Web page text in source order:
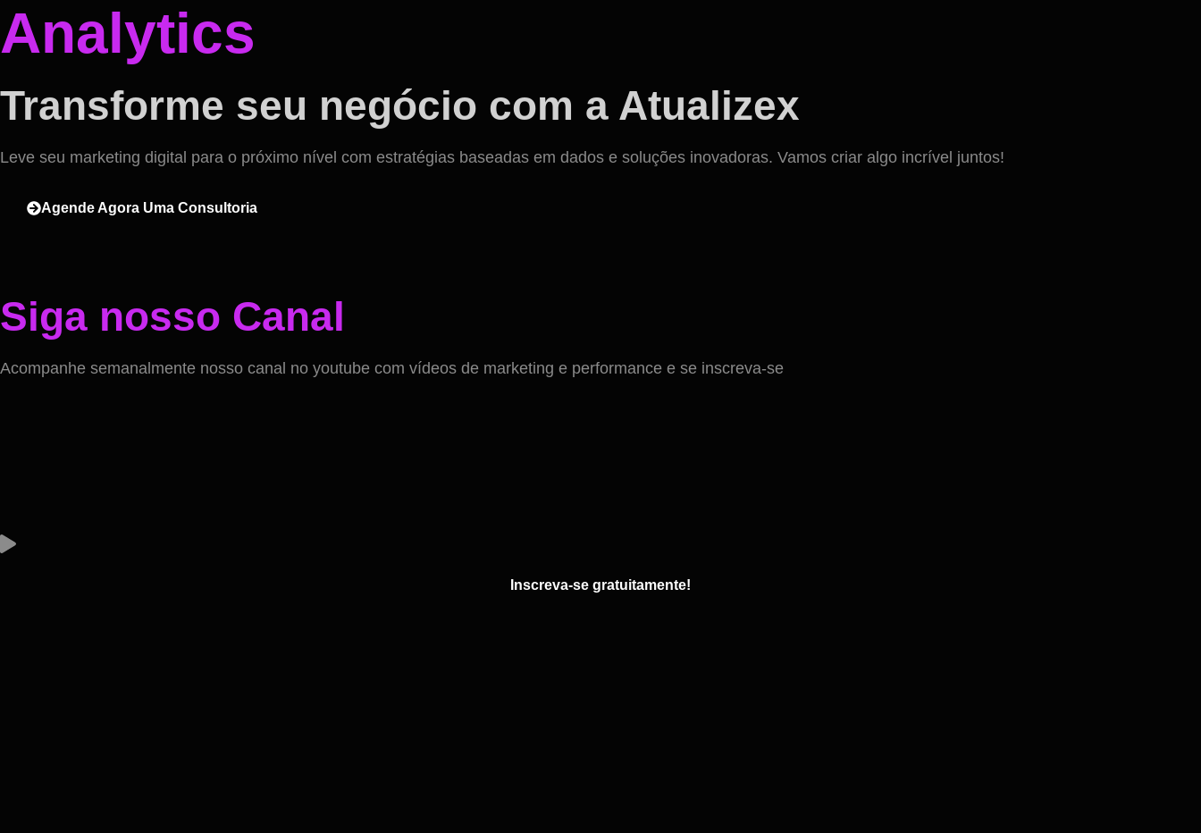
Analytics
Transforme seu negócio com a Atualizex
Leve seu marketing digital para o próximo nível com estratégias baseadas em dados e soluções inovadoras. Vamos criar algo incrível juntos!
Agende Agora Uma Consultoria
Siga nosso Canal
Acompanhe semanalmente nosso canal no youtube com vídeos de marketing e performance e se inscreva-se
Inscreva-se gratuitamente!